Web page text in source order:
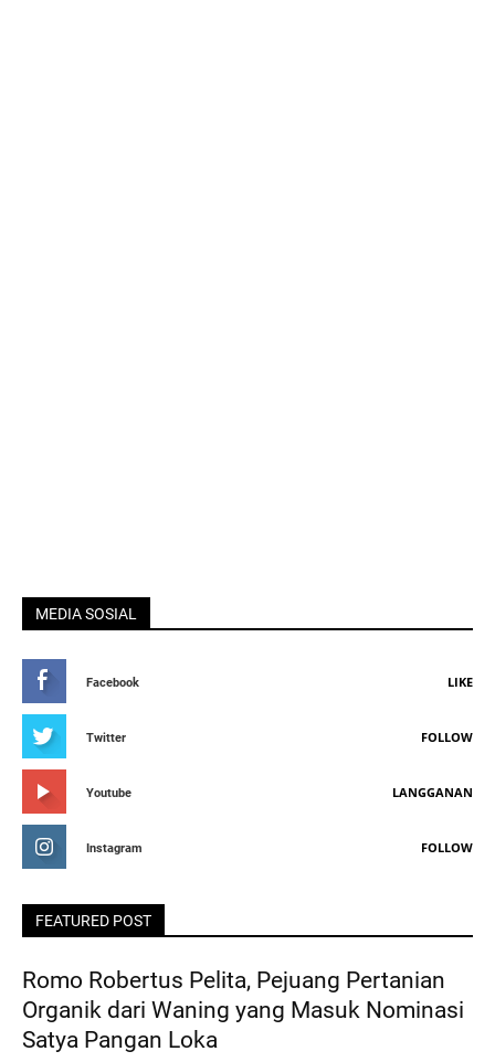
MEDIA SOSIAL
Facebook LIKE
Twitter FOLLOW
Youtube LANGGANAN
Instagram FOLLOW
FEATURED POST
Romo Robertus Pelita, Pejuang Pertanian
Organik dari Waning yang Masuk Nominasi
Satya Pangan Loka